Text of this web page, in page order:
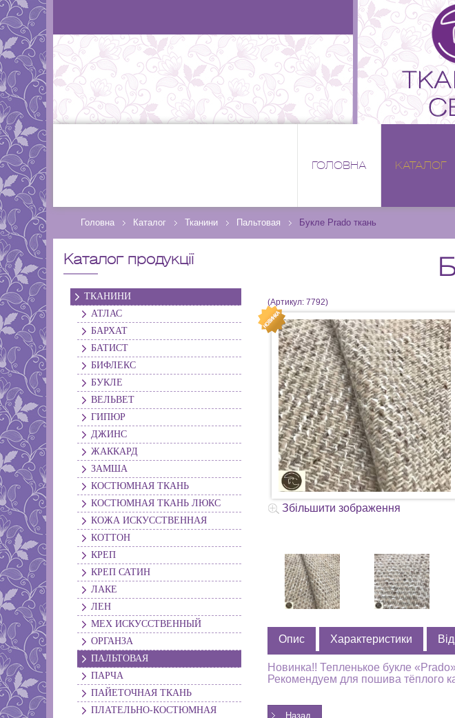
ГОЛОВНА КАТАЛОГ
Головна Каталог Тканини Пальтовая Букле Prado ткань
Каталог продукції
ТКАНИНИ
АТЛАС
БАРХАТ
БАТИСТ
БИФЛЕКС
БУКЛЕ
ВЕЛЬВЕТ
ГИПЮР
ДЖИНС
ЖАККАРД
ЗАМША
КОСТЮМНАЯ ТКАНЬ
КОСТЮМНАЯ ТКАНЬ ЛЮКС
КОЖА ИСКУССТВЕННАЯ
КОТТОН
КРЕП
КРЕП САТИН
ЛАКЕ
ЛЕН
МЕХ ИСКУССТВЕННЫЙ
ОРГАНЗА
ПАЛЬТОВАЯ
ПАРЧА
ПАЙЕТОЧНАЯ ТКАНЬ
ПЛАТЕЛЬНО-КОСТЮМНАЯ
(Артикул:7792)
Збільшити зображення
Опис Характеристики
Новинка!! Тепленькое букле
Рекомендуем для пошива тёплого